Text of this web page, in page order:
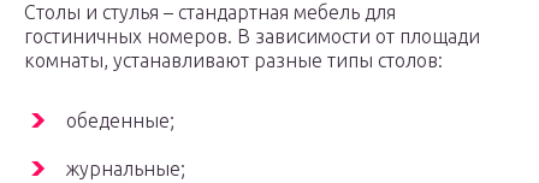
Столы и стулья – стандартная мебель для
гостиничных номеров. В зависимости от площади
комнаты, устанавливают разные типы столов:
обеденные;
журнальные;